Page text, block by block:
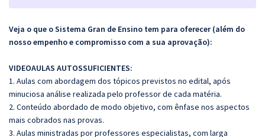
Veja o que o Sistema Gran de Ensino tem para oferecer (além do
nosso empenho e compromisso com a sua aprovação):
VIDEOAULAS AUTOSSUFICIENTES:
1. Aulas com abordagem dos tópicos previstos no edital, após
minuciosa análise realizada pelo professor de cada matéria.
2. Conteúdo abordado de modo objetivo, com ênfase nos aspectos
mais cobrados nas provas.
3. Aulas ministradas por professores especialistas, com larga